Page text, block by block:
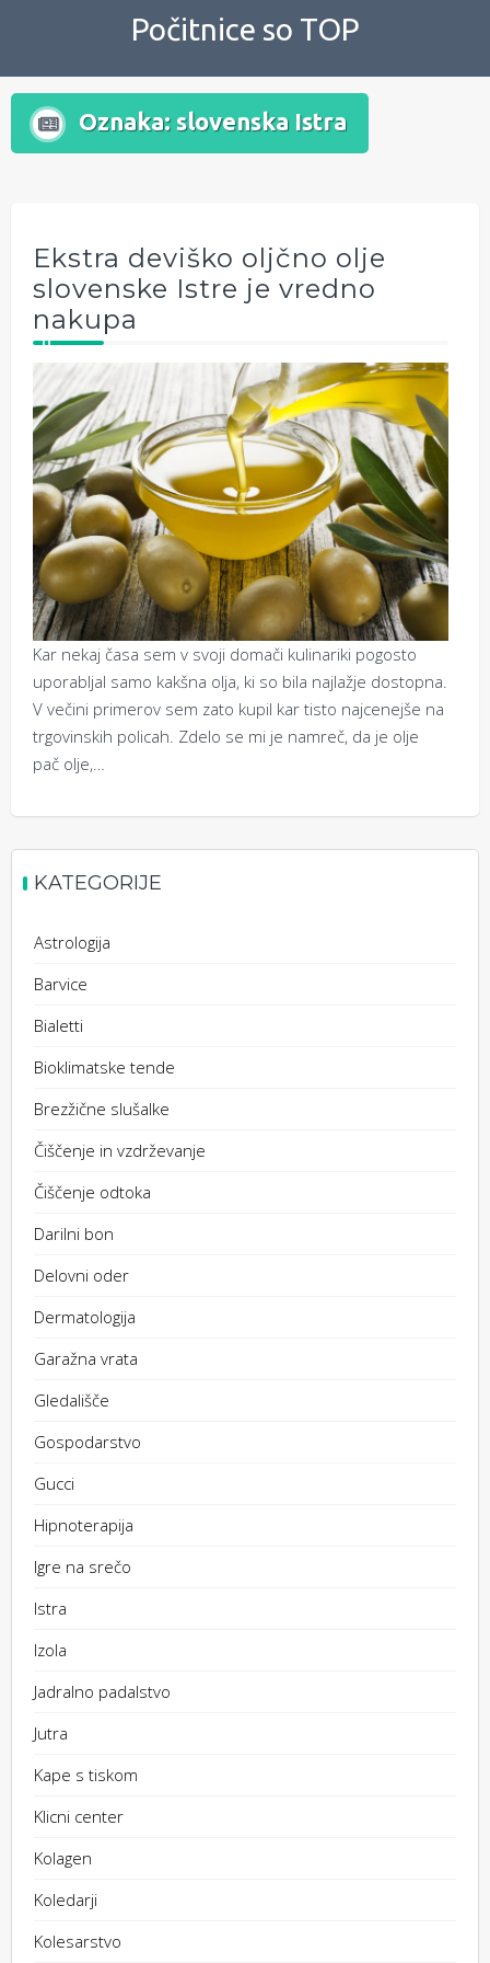
Počitnice so TOP
Oznaka: slovenska Istra
Ekstra deviško oljčno olje
slovenske Istre je vredno
nakupa
Kar nekaj časa sem v svoji domači kulinariki pogosto
uporabljal samo kakšna olja, ki so bila najlažje dostopna.
V večini primerov sem zato kupil kar tisto najcenejše na
trgovinskih policah. Zdelo se mi je namreč, da je olje
pač olje,…
KATEGORIJE
Astrologija
Barvice
Bialetti
Bioklimatske tende
Brezžične slušalke
Čiščenje in vzdrževanje
Čiščenje odtoka
Darilni bon
Delovni oder
Dermatologija
Garažna vrata
Gledališče
Gospodarstvo
Gucci
Hipnoterapija
Igre na srečo
Istra
Izola
Jadralno padalstvo
Jutra
Kape s tiskom
Klicni center
Kolagen
Koledarji
Kolesarstvo